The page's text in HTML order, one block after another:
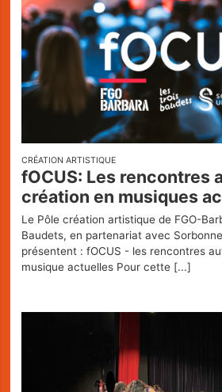
CRÉATION ARTISTIQUE
fOCUS: Les rencontres
création en musiques
Le Pôle création artistique de FGO-
Baudets, en partenariat avec
présentent : fOCUS - les rencontres
musique actuelles Pour cette [...]